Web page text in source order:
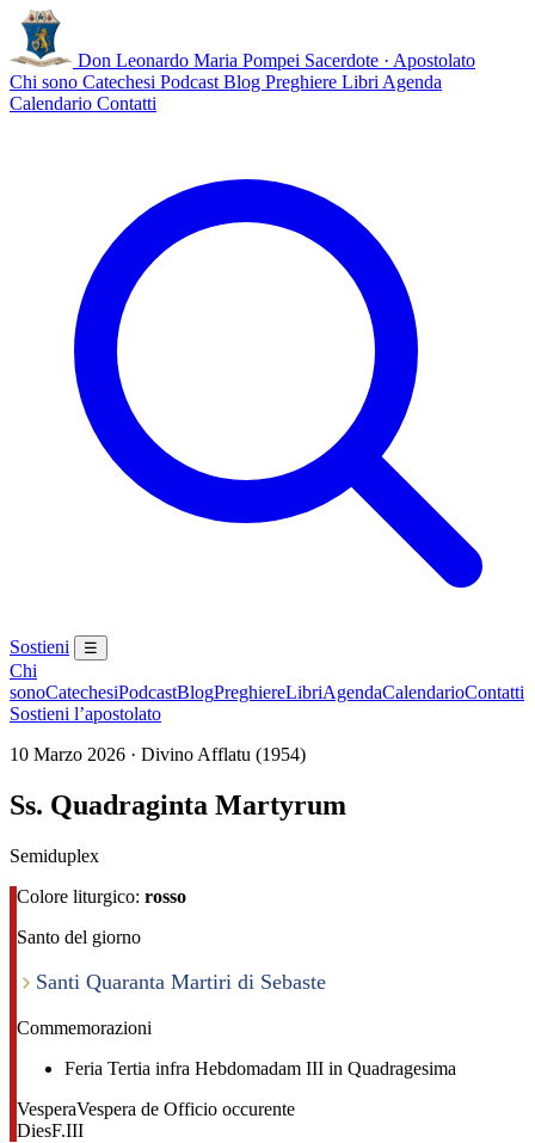
Don Leonardo Maria Pompei Sacerdote · Apostolato
Chi sono Catechesi Podcast Blog Preghiere Libri Agenda
Calendario Contatti
Sostieni ☰
Chi
sonoCatechesiPodcastBlogPreghiereLibriAgendaCalendarioContatti
Sostieni l’apostolato
10 Marzo 2026 · Divino Afflatu (1954)
Ss. Quadraginta Martyrum
Semiduplex
Colore liturgico: rosso
Santo del giorno
Santi Quaranta Martiri di Sebaste
Commemorazioni
Feria Tertia infra Hebdomadam III in Quadragesima
VesperaVespera de Officio occurente
DiesF.III